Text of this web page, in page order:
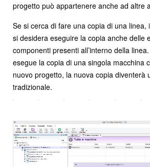
progetto può appartenere anche ad altre
Se si cerca di fare una copia di una linea,
si desidera eseguire la copia anche delle
componenti presenti all’interno della
esegue la copia di una singola macchina
nuovo progetto, la nuova copia diventerà
tradizionale.